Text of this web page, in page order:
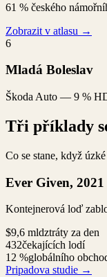
61 % českého
Zobrazit v atlasu →
6
Mladá Boleslav
Škoda Auto — 9 %
Tři příklady
Co se stane, když
Ever Given, 2021
Kontejnerová loď
$9,6 mldztráty za den
432čekajících lodí
12 %globálního
Pripadova studie →